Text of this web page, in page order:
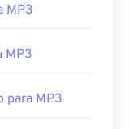
representa
Pictures
MP3
MP3
para MP3